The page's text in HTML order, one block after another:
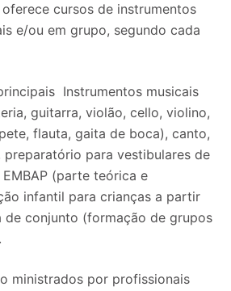
cursos de instrumentos
e/ou em grupo, segundo cada
Instrumentos musicais
guitarra, violão, cello, violino,
flauta, gaita de boca), canto,
para vestibulares de
EMBAP (parte teórica e
infantil para crianças a partir
de conjunto (formação de grupos
ministrados por profissionais